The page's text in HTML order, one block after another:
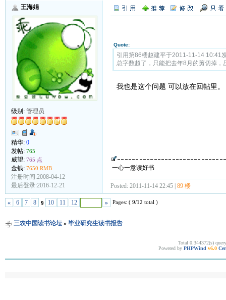
王海娟
级别: 管理员
精华: 0
发帖: 765
威望: 765 点
金钱: 7650 RMB
注册时间:2008-04-12
最后登录:2016-12-21
Quote:
引用第86楼赵建平于2011-11-14 10:41
总字数超了，只能把去年8月的剪切掉，
我也是这个问题 可以放在回帖里。
一心一意读好书
Posted: 2011-11-14 22:45 | 89 楼
« 6 7 8 9 10 11 12 » Pages: ( 9/12 total )
三农中国读书论坛» 毕业研究生读书报告
Total 0.344372(s)
Powered by PHPWind v6.0